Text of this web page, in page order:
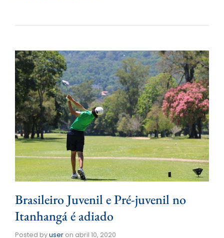
Brasileiro Juvenil e Pré-juvenil no
Itanhangá é adiado
Posted byuser on abril 10, 2020